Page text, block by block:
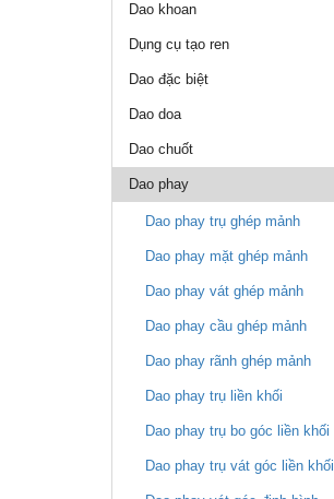
Dao khoan
Dụng cụ tạo ren
Dao đặc biệt
Dao doa
Dao chuốt
Dao phay
Dao phay trụ ghép mảnh
Dao phay mặt ghép mảnh
Dao phay vát ghép mảnh
Dao phay cầu ghép mảnh
Dao phay rãnh ghép mảnh
Dao phay trụ liền khối
Dao phay trụ bo góc liền khối
Dao phay trụ vát góc liền khối